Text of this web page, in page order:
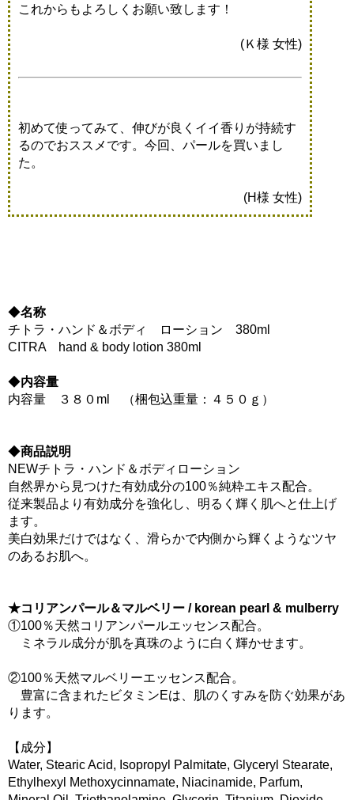
これからもよろしくお願い致します！
(Ｋ様 女性)
初めて使ってみて、伸びが良くイイ香りが持続す
るのでおススメです。今回、パールを買いまし
た。
(H様 女性)
◆名称
チトラ・ハンド＆ボディ ローション 380ml
CITRA hand & body lotion 380ml
◆内容量
内容量 ３８０ml （梱包込重量：４５０ｇ）
◆商品説明
NEWチトラ・ハンド＆ボディローション
自然界から見つけた有効成分の100％純粋エキス配合。
従来製品より有効成分を強化し、明るく輝く肌へと仕上げ
ます。
美白効果だけではなく、滑らかで内側から輝くようなツヤ
のあるお肌へ。
★コリアンパール＆マルベリー / korean pearl & mulberry
①100％天然コリアンパールエッセンス配合。
ミネラル成分が肌を真珠のように白く輝かせます。
②100％天然マルベリーエッセンス配合。
豊富に含まれたビタミンEは、肌のくすみを防ぐ効果があ
ります。
【成分】
Water, Stearic Acid, Isopropyl Palmitate, Glyceryl Stearate,
Ethylhexyl Methoxycinnamate, Niacinamide, Parfum,